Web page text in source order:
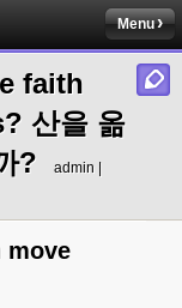
Menu
faith
산을 옮
?
admin |
move